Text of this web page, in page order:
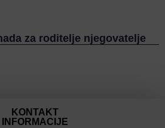
za roditelje njegovatelje
KONTAKT
INFORMACIJE